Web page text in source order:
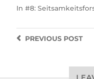
In #8:
PREVIOUSPOST